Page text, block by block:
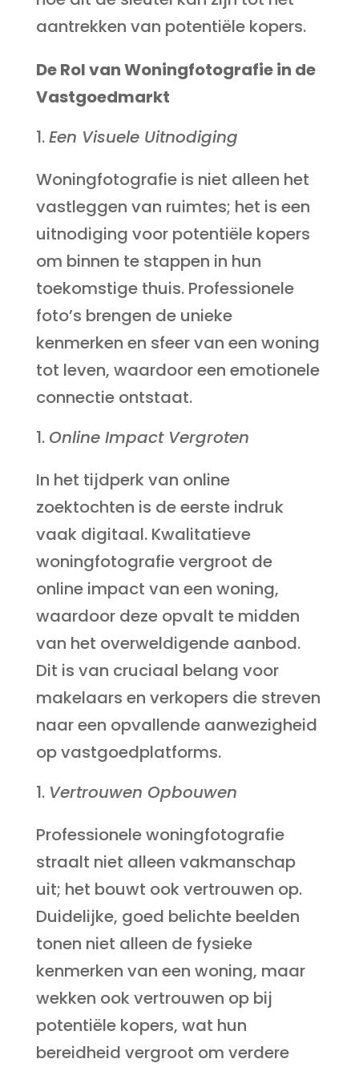
aantrekken van potentiële kopers.
De Rol van Woningfotografie in de
Vastgoedmarkt
Een Visuele Uitnodiging
Woningfotografie is niet alleen het
vastleggen van ruimtes; het is een
uitnodiging voor potentiële kopers
om binnen te stappen in hun
toekomstige thuis. Professionele
foto’s brengen de unieke
kenmerken en sfeer van een woning
tot leven, waardoor een emotionele
connectie ontstaat.
Online Impact Vergroten
In het tijdperk van online
zoektochten is de eerste indruk
vaak digitaal. Kwalitatieve
woningfotografie vergroot de
online impact van een woning,
waardoor deze opvalt te midden
van het overweldigende aanbod.
Dit is van cruciaal belang voor
makelaars en verkopers die streven
naar een opvallende aanwezigheid
op vastgoedplatforms.
Vertrouwen Opbouwen
Professionele woningfotografie
straalt niet alleen vakmanschap
uit; het bouwt ook vertrouwen op.
Duidelijke, goed belichte beelden
tonen niet alleen de fysieke
kenmerken van een woning, maar
wekken ook vertrouwen op bij
potentiële kopers, wat hun
bereidheid vergroot om verdere